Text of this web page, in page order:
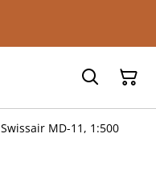
Swissair MD-11, 1:500